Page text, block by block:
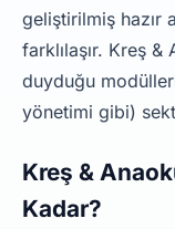
geliştirilmiş hazır
farklılaşır. Kreş
duyduğu
yönetimi gibi)
Kreş &
Kadar?